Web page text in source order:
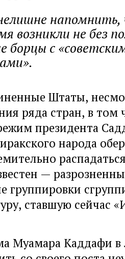
напомнить,
возникли не без
борцы с
Штаты,
ряда стран, в том
президента
народа
—
группировки
, ставшую сейчас «
Муамара Каддафи